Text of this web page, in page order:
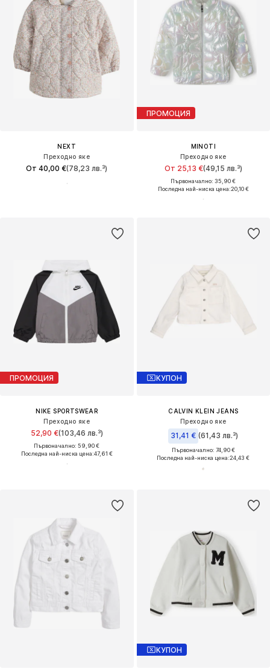
NEXT
Преходно яке
От 40,00 €(78,23 лв.³)
ПРОМОЦИЯ
MINOTI
Преходно яке
От 25,13 €(49,15 лв.³)
Първоначално: 35,90 €
Последна най-ниска цена:20,10 €
ПРОМОЦИЯ
NIKE SPORTSWEAR
Преходно яке
52,90 €(103,46 лв.³)
Първоначално: 59,90 €
Последна най-ниска цена:47,61 €
КУПОН
CALVIN KLEIN JEANS
Преходно яке
31,41 € (61,43 лв.³)
Първоначално: 74,90 €
Последна най-ниска цена:24,43 €
КУПОН